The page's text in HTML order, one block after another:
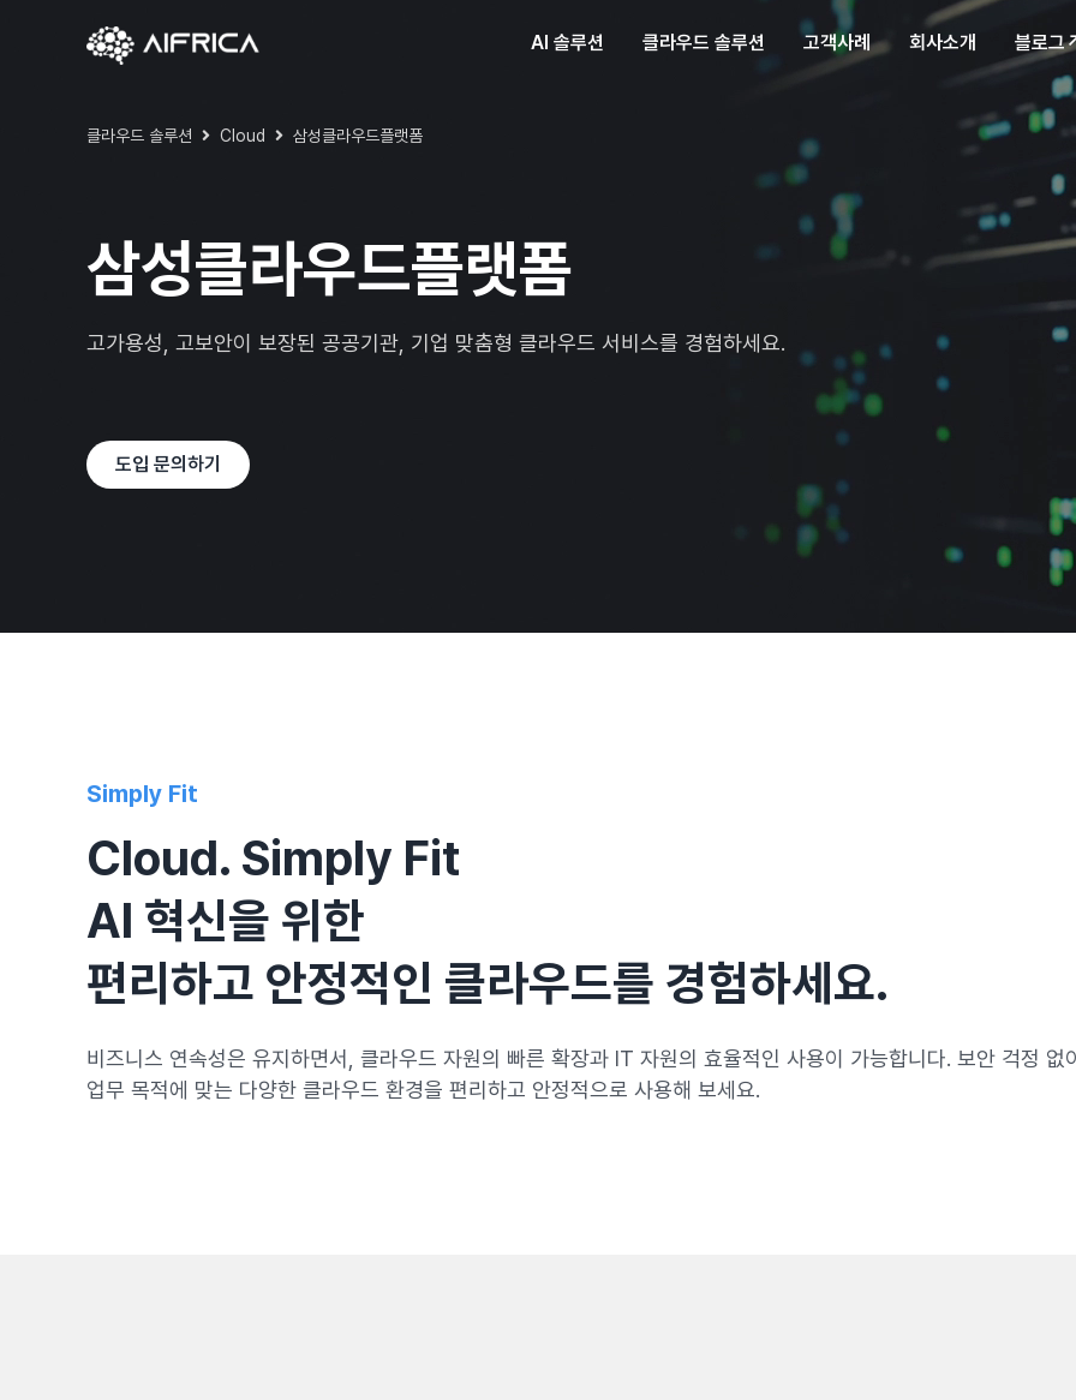
AI 솔루션 클라우드 솔루션 고객사례 회사소개 블로
AI 솔루션 클라우드 솔루션 고객사례 회사소개 블로
클라우드 솔루션 Cloud 삼성클라우드플랫폼
삼성클라우드플랫폼
고가용성, 고보안이 보장된 공공기관, 기업 맞춤형 클라우드 서비스를 경험하세요.
도입 문의하기
Simply Fit
Cloud. Simply Fit
AI 혁신을 위한
편리하고 안정적인 클라우드를 경험하세요.
비즈니스 연속성은 유지하면서, 클라우드 자원의 빠른 확장과 IT 자원의 효율적인 사용이 가능합니다. 보안 걱정 없
업무 목적에 맞는 다양한 클라우드 환경을 편리하고 안정적으로 사용해 보세요.